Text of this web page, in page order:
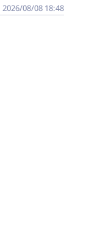
2026/08/08 18:48